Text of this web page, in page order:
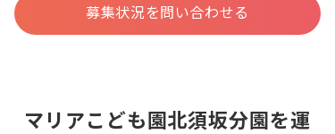
募集状況を問い合わせる
マリアこども園北須坂分園を運